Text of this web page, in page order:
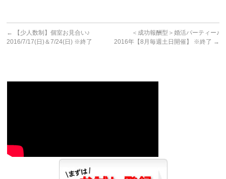
←
【少人数制】個室お見合い♪
2016/7/17(日)＆7/24(日) ※終了
＜成功報酬型＞婚活パーティー♪
2016年【8月毎週土日開催】 ※終了 →